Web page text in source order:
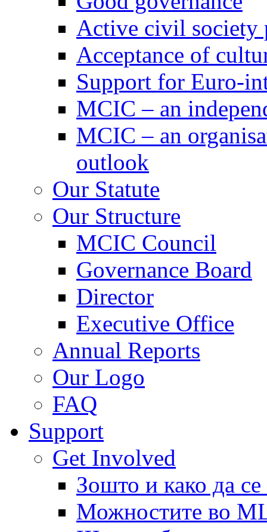
Active civil society
Acceptance of
Support for Euro-
MCIC – an
MCIC – an
outlook
Our Statute
Our Structure
MCIC Council
Governance Board
Director
Executive Office
Annual Reports
Our Logo
FAQ
Support
Get Involved
Зошто и како да
Можностите во